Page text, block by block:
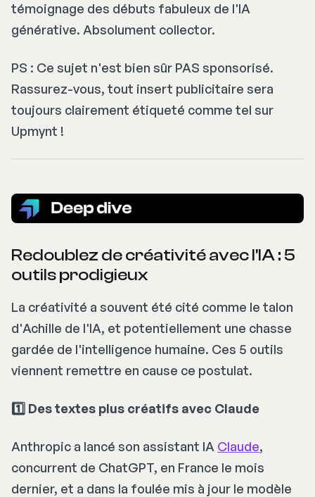
témoignage des débuts fabuleux de l'IA
générative. Absolument collector.
PS : Ce sujet n'est bien sûr PAS sponsorisé.
Rassurez-vous, tout insert publicitaire sera
toujours clairement étiqueté comme tel sur
Upmynt !
Redoublez de créativité avec l'IA : 5
outils prodigieux
La créativité a souvent été cité comme le talon
d'Achille de l'IA, et potentiellement une chasse
gardée de l'intelligence humaine. Ces 5 outils
viennent remettre en cause ce postulat.
1️⃣ Des textes plus créatifs avec Claude
Anthropic a lancé son assistant IA Claude,
concurrent de ChatGPT, en France le mois
dernier, et a dans la foulée mis à jour le modèle